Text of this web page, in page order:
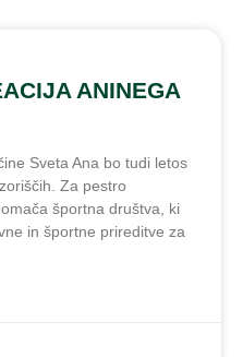
ANINEGA
Sveta Ana bo tudi letos
Za pestro
športna društva, ki
in športne prireditve za